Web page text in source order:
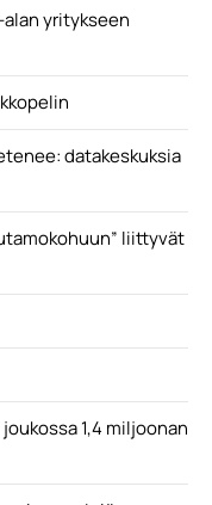
yritykseen
datakeskuksia
liittyvät
1,4 miljoonan